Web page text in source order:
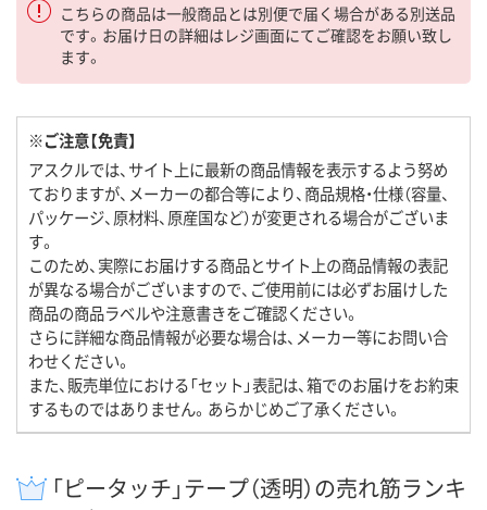
こちらの商品は一般商品とは別便で届く場合がある別送品
です。お届け日の詳細はレジ画面にてご確認をお願い致し
ます。
※ご注意【免責】
アスクルでは、サイト上に最新の商品情報を表示するよう努め
ておりますが、メーカーの都合等により、商品規格・仕様（容量、
パッケージ、原材料、原産国など）が変更される場合がございま
す。
このため、実際にお届けする商品とサイト上の商品情報の表記
が異なる場合がございますので、ご使用前には必ずお届けした
商品の商品ラベルや注意書きをご確認ください。
さらに詳細な商品情報が必要な場合は、メーカー等にお問い合
わせください。
また、販売単位における「セット」表記は、箱でのお届けをお約束
するものではありません。あらかじめご了承ください。
「ピータッチ」テープ（透明）の売れ筋ランキ